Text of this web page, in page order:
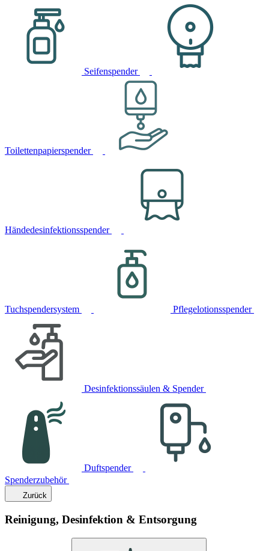
Seifenspender
Toilettenpapierspender
Händedesinfektionsspender
Tuchspendersystem Pflegelotionsspender
Desinfektionssäulen & Spender
Duftspender
Spenderzubehör
Zurück
Reinigung, Desinfektion & Entsorgung